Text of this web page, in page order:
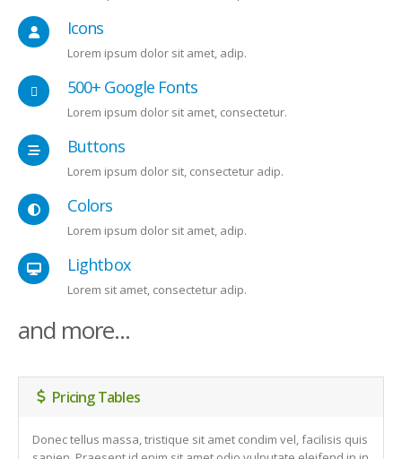
Icons
Lorem ipsum dolor sit amet, adip.
500+ Google Fonts
Lorem ipsum dolor sit amet, consectetur.
Buttons
Lorem ipsum dolor sit, consectetur adip.
Colors
Lorem ipsum dolor sit amet, adip.
Lightbox
Lorem sit amet, consectetur adip.
and more...
Pricing Tables
Donec tellus massa, tristique sit amet condim vel, facilisis quis